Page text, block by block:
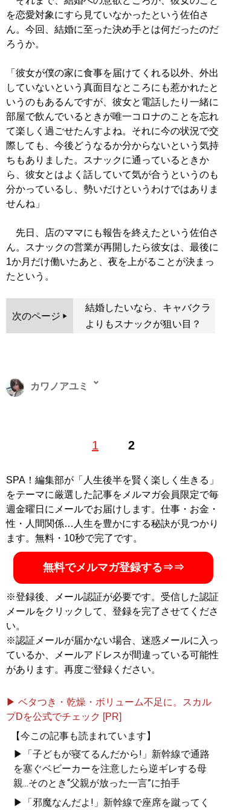
を恋愛対象にすら見ていなかったという佐伯さ
ん。今回、結婚に至った決め手とは何だったのだ
ろうか。
「彼女が僕の家に食事を届けてくれる以外、外出
していないという真面目なところにも惹かれたと
いうのもあるんですが、彼女と電話したり一緒に
部屋で飲んでいるときが唯一コロナのことを忘れ
て楽しく過ごせたんすよね。それに今の状況で交
際しても、今後どうなるか分からないという気持
ちもありました。スナックに通っているときか
ら、彼女とはよく話していて気が合うというのも
分かっているし、勢いだけというわけではありま
せんね」
先日、店のママにも報告を終えたという佐伯さ
ん。スナックの営業が再開したら彼女は、最後に
1か月だけ働いたあと、夜を上がることが決まっ
たという。
次のページ
結婚したいなら、キャバクラ
よりもスナックが狙い目？
1 2
カワノアユミ
ター。現在はタイと日本を往復し、夜の街やタイに住む
ジアの日本人キャバクラに潜入就職した著書『底辺キャ
バ嬢、アジアでナンバー1になる』（イーストプレス）
が発売中。X（旧Twitter）：＠ayumikawano
記事一覧へ
SPA！編集部が「人生後半を賢く楽しく生きる」
をテーマに厳選した記事をメルマガ会員限定で毎
週金曜日にメールでお届けします。仕事・お金・
性・人間関係…人生を豊かにする秘訣が見つかり
ます。無料・10秒で完了です。
無料でメルマガ登録する⇒⇒
※登録後、メール認証が必要です。受信した認証
メールをクリックして、登録を完了させてくださ
い。
※認証メールが届かない場合、迷惑メールに入っ
ているか、メールアドレスが間違っている可能性
があります。再度ご登録ください。
▶ ベタつき・乾燥・ボリューム不足に。スカル
プDを公式でチェック [PR]
【今この記事も読まれています】
▶「子どもが寝てるんだから!」新幹線で通路
を塞ぐベビーカーを注意したら逆ギレする母
親...そのとき“父親が放った一言”に拍手
▶「邪魔なんだよ!」新幹線で座席を蹴ってく